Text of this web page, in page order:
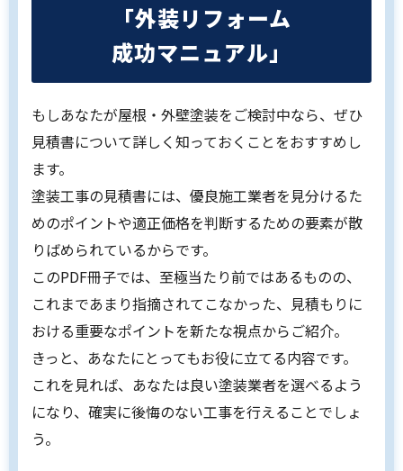
「外装リフォーム
成功マニュアル」
もしあなたが屋根・外壁塗装をご検討中なら、ぜひ
見積書について詳しく知っておくことをおすすめし
ます。
塗装工事の見積書には、優良施工業者を見分けるた
めのポイントや適正価格を判断するための要素が散
りばめられているからです。
このPDF冊子では、至極当たり前ではあるものの、
これまであまり指摘されてこなかった、見積もりに
おける重要なポイントを新たな視点からご紹介。
きっと、あなたにとってもお役に立てる内容です。
これを見れば、あなたは良い塗装業者を選べるよう
になり、確実に後悔のない工事を行えることでしょ
う。